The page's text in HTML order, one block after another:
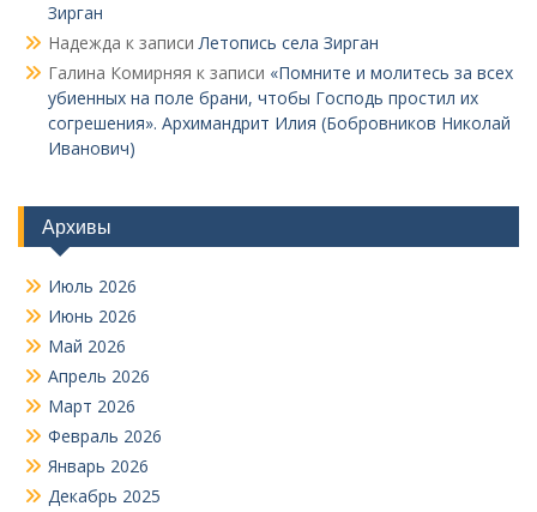
Зирган
Надежда к записиЛетопись села Зирган
Галина Комирняя к записи «Помните и молитесь за всех
убиенных на поле брани, чтобы Господь простил их
согрешения». Архимандрит Илия (Бобровников Николай
Иванович)
Архивы
Июль 2026
Июнь 2026
Май 2026
Апрель 2026
Март 2026
Февраль 2026
Январь 2026
Декабрь 2025